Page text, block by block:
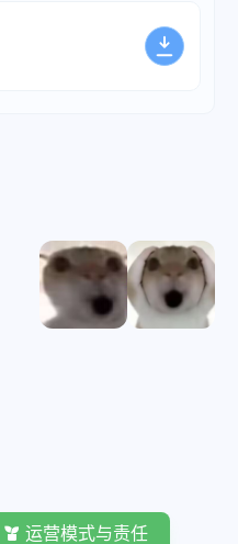
运营模式与责任